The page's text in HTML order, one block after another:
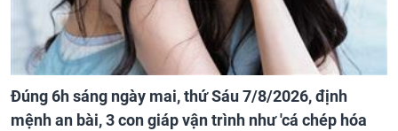
Đúng 6h sáng ngày mai, thứ Sáu 7/8/2026, định
mệnh an bài, 3 con giáp vận trình như 'cá chép hóa